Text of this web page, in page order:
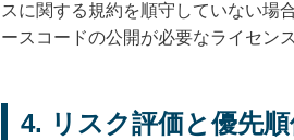
スに関する規約を順守していない場
ースコードの公開が必要なライセン
4. リスク評価と優先